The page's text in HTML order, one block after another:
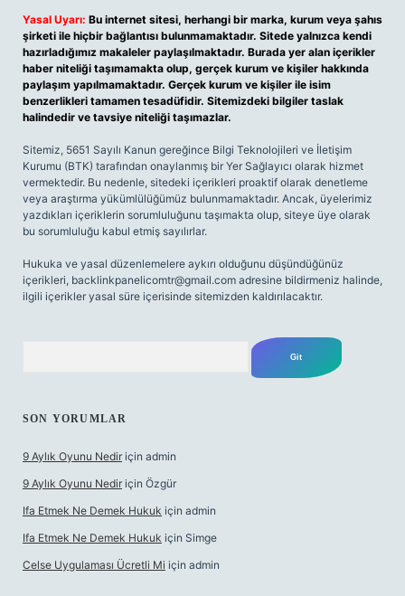
Yasal Uyarı: Bu internet sitesi, herhangi bir marka, kurum veya şahıs
şirketi ile hiçbir bağlantısı bulunmamaktadır. Sitede yalnızca kendi
hazırladığımız makaleler paylaşılmaktadır. Burada yer alan içerikler
haber niteliği taşımamakta olup, gerçek kurum ve kişiler hakkında
paylaşım yapılmamaktadır. Gerçek kurum ve kişiler ile isim
benzerlikleri tamamen tesadüfidir. Sitemizdeki bilgiler taslak
halindedir ve tavsiye niteliği taşımazlar.
Sitemiz, 5651 Sayılı Kanun gereğince Bilgi Teknolojileri ve İletişim
Kurumu (BTK) tarafından onaylanmış bir Yer Sağlayıcı olarak hizmet
vermektedir. Bu nedenle, sitedeki içerikleri proaktif olarak denetleme
veya araştırma yükümlülüğümüz bulunmamaktadır. Ancak, üyelerimiz
yazdıkları içeriklerin sorumluluğunu taşımakta olup, siteye üye olarak
bu sorumluluğu kabul etmiş sayılırlar.
Hukuka ve yasal düzenlemelere aykırı olduğunu düşündüğünüz
içerikleri, backlinkpanelicomtr@gmail.com adresine bildirmeniz halinde,
ilgili içerikler yasal süre içerisinde sitemizden kaldırılacaktır.
SON YORUMLAR
9 Aylık Oyunu Nedir için admin
9 Aylık Oyunu Nedir için Özgür
Ifa Etmek Ne Demek Hukuk için admin
Ifa Etmek Ne Demek Hukuk için Simge
Celse Uygulaması Ücretli Mi için admin